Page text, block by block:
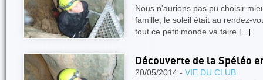
Nous n'aurions pas pu choisir
famille, le soleil était au rendez-
tout ce petit monde va faire [...]
Découverte de la Spéléo
20/05/2014 - VIE DU CLUB